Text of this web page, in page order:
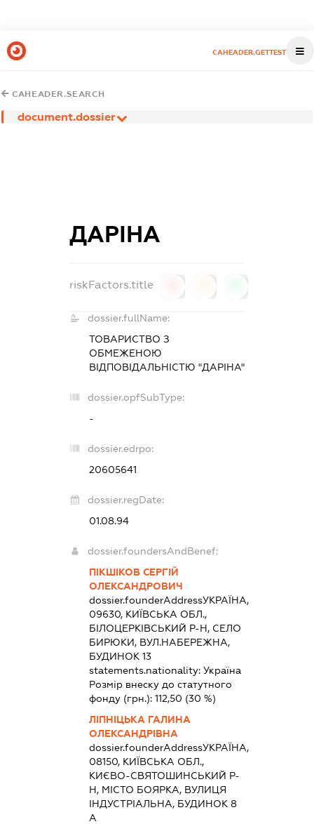
CAHEADER.GETTEST
CAHEADER.SEARCH
document.dossier
ДАРІНА
riskFactors.title
dossier.fullName:
ТОВАРИСТВО З
ОБМЕЖЕНОЮ
ВІДПОВІДАЛЬНІСТЮ "ДАРІНА"
dossier.opfSubType:
-
dossier.edrpo:
20605641
dossier.regDate:
01.08.94
dossier.foundersAndBenef:
ПІКШІКОВ СЕРГІЙ
ОЛЕКСАНДРОВИЧ
dossier.founderAddressУКРАЇНА,
09630, КИЇВСЬКА ОБЛ.,
БІЛОЦЕРКІВСЬКИЙ Р-Н, СЕЛО
БИРЮКИ, ВУЛ.НАБЕРЕЖНА,
БУДИНОК 13
statements.nationality: Україна
Розмір внеску до статутного
фонду (грн.): 112,50 (30 %)
ЛІПНІЦЬКА ГАЛИНА
ОЛЕКСАНДРІВНА
dossier.founderAddressУКРАЇНА,
08150, КИЇВСЬКА ОБЛ.,
КИЄВО-СВЯТОШИНСЬКИЙ Р-
Н, МІСТО БОЯРКА, ВУЛИЦЯ
ІНДУСТРІАЛЬНА, БУДИНОК 8
А